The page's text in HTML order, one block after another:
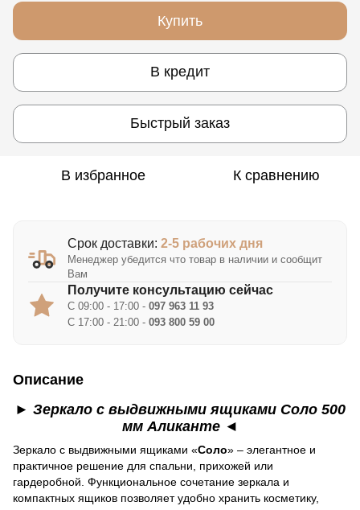
Купить
В кредит
Быстрый заказ
В избранное К сравнению
Срок доставки: 2-5 рабочих дня
Менеджер убедится что товар в наличии и сообщит
Вам
Получите консультацию сейчас
С 09:00 - 17:00 - 097 963 11 93
С 17:00 - 21:00 - 093 800 59 00
Описание
► Зеркало с выдвижными ящиками Соло 500
мм Аликанте ◄
Зеркало с выдвижными ящиками «Соло» – элегантное и
практичное решение для спальни, прихожей или
гардеробной. Функциональное сочетание зеркала и
компактных ящиков позволяет удобно хранить косметику,